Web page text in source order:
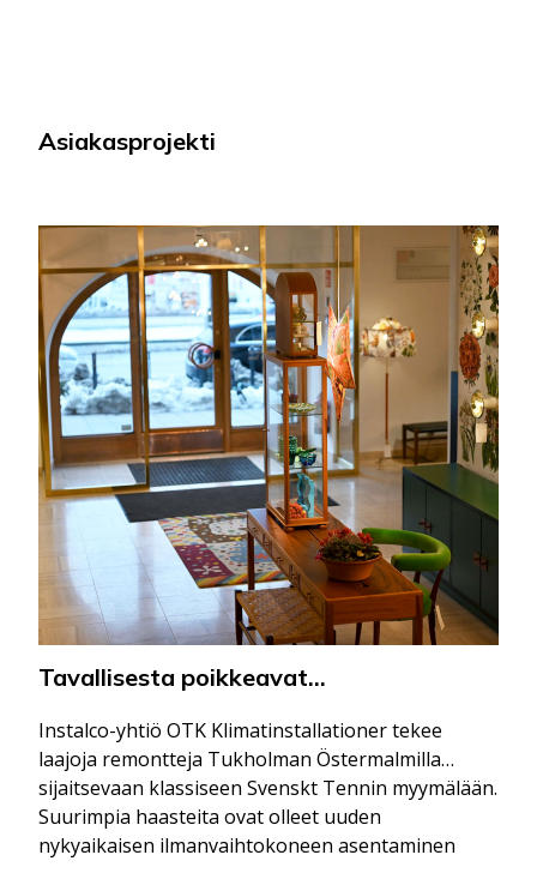
Asiakasprojekti
Tavallisesta poikkeavat
Instalco-yhtiö OTK Klimatinstallationer tekee
laajoja remontteja Tukholman Östermalmilla
sijaitsevaan klassiseen Svenskt Tennin myymälään.
Suurimpia haasteita ovat olleet uuden
nykyaikaisen ilmanvaihtokoneen asentaminen